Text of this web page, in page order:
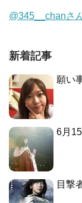
@345__chanさ
新着記事
願い
6月
目撃